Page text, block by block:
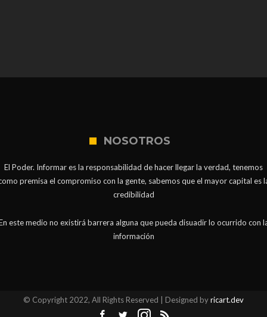
NOSOTROS
El Poder. Informar es la responsabilidad de hacer llegar la verdad, tenemos
premisa el compromiso con la gente, sabemos que el mayor capital es
credibilidad
este medio no existirá barrera alguna que pueda disuadir lo ocurrido con
información
© Copyright 2022, All Rights Reserved | Designed byricart.dev